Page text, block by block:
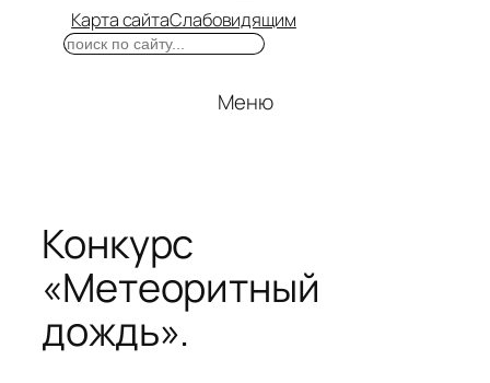
Карта сайтаСлабовидящим
Поиск
Меню
Конкурс
«Метеоритный
дождь».